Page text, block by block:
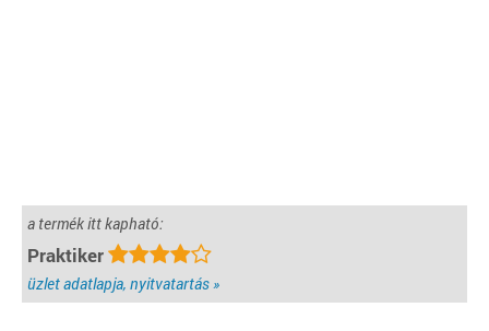
a termék itt kapható:
Praktiker
üzlet adatlapja, nyitvatartás »